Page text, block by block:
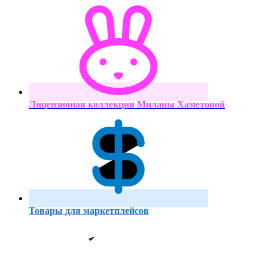
Лицензионая коллекция Миланы Хаметовой
Товары для маркетплейсов